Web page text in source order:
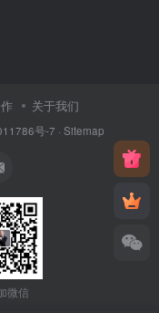
关于我们
号-7 · Sitemap
微信